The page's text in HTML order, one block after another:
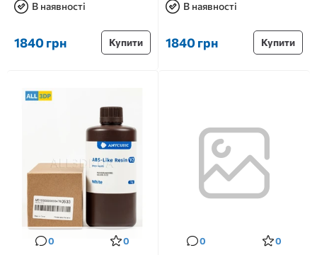
В наявності
1840 грн Купити
В наявності
1840 грн Купити
0 0 0 0